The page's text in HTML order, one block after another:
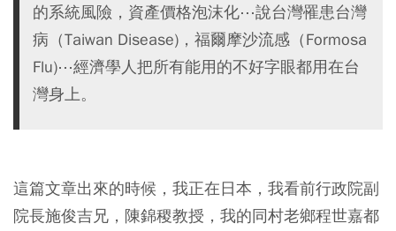
的系統風險，資產價格泡沫化⋯說台灣罹患台灣
病（Taiwan Disease)，福爾摩沙流感（Formosa
Flu)⋯經濟學人把所有能用的不好字眼都用在台
灣身上。
這篇文章出來的時候，我正在日本，我看前行政院副
院長施俊吉兄，陳錦稷教授，我的同村老鄉程世嘉都